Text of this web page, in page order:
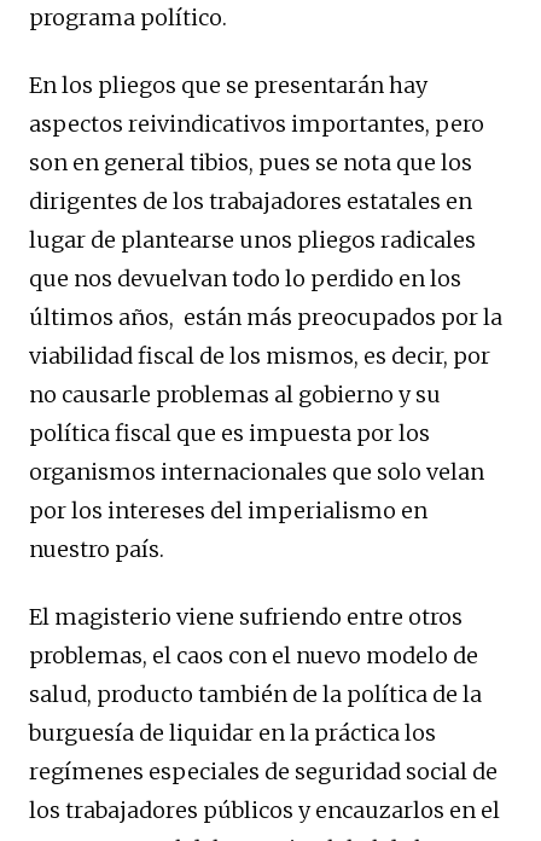
programa político.
En los pliegos que se presentarán hay
aspectos reivindicativos importantes, pero
son en general tibios, pues se nota que los
dirigentes de los trabajadores estatales en
lugar de plantearse unos pliegos radicales
que nos devuelvan todo lo perdido en los
últimos años, están más preocupados por la
viabilidad fiscal de los mismos, es decir, por
no causarle problemas al gobierno y su
política fiscal que es impuesta por los
organismos internacionales que solo velan
por los intereses del imperialismo en
nuestro país.
El magisterio viene sufriendo entre otros
problemas, el caos con el nuevo modelo de
salud, producto también de la política de la
burguesía de liquidar en la práctica los
regímenes especiales de seguridad social de
los trabajadores públicos y encauzarlos en el